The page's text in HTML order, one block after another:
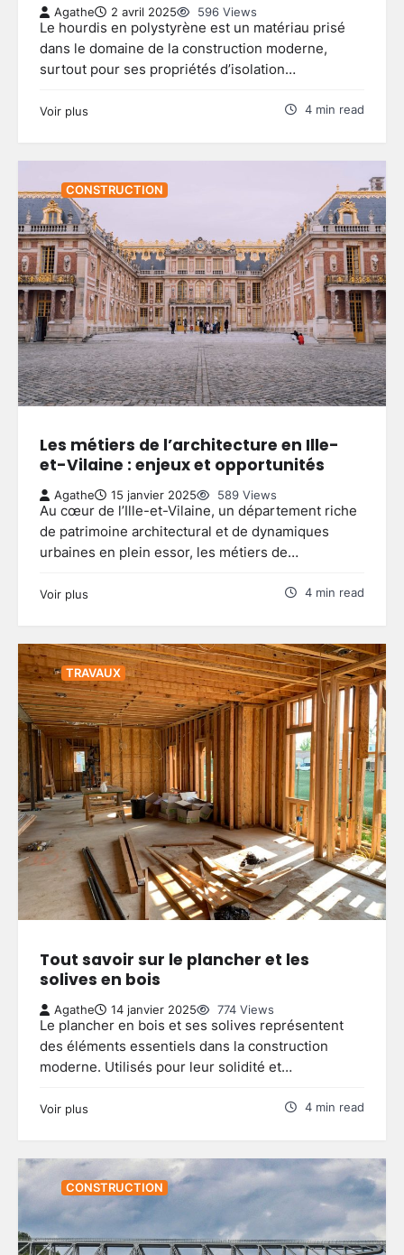
Agathe 2 avril 2025 596 Views
Le hourdis en polystyrène est un matériau prisé
dans le domaine de la construction moderne,
surtout pour ses propriétés d’isolation…
Voir plus 4 min read
CONSTRUCTION
Les métiers de l’architecture en Ille-
et-Vilaine : enjeux et opportunités
Agathe 15 janvier 2025 589 Views
Au cœur de l’Ille-et-Vilaine, un département riche
de patrimoine architectural et de dynamiques
urbaines en plein essor, les métiers de…
Voir plus 4 min read
TRAVAUX
Tout savoir sur le plancher et les
solives en bois
Agathe 14 janvier 2025 774 Views
Le plancher en bois et ses solives représentent
des éléments essentiels dans la construction
moderne. Utilisés pour leur solidité et…
Voir plus 4 min read
CONSTRUCTION